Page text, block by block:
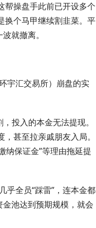
帮操盘手此前已开设多个
换个马甲继续割韭菜。平
就撤离。
宇汇交易所）崩盘的实
投入的本金无法提现。
甚至拉亲戚朋友入局。
纳保证金”等理由拖延提
乎全员“踩雷”，连本金都
金池达到预期规模，就会